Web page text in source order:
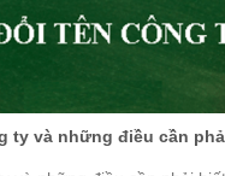
ty và những điều cần